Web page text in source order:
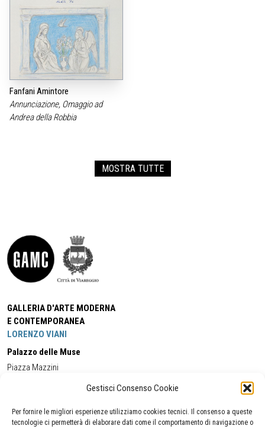
Gestisci Consenso Cookie
Per fornire le migliori esperienze utilizziamo cookies tecnici. Il consenso a queste
tecnologie ci permetterà di elaborare dati come il comportamento di navigazione o
Fanfani Amintore
Annunciazione, Omaggio ad
Andrea della Robbia
MOSTRA TUTTE
GALLERIA D'ARTE MODERNA
E CONTEMPORANEA
LORENZO VIANI
Palazzo delle Muse
Piazza Mazzini
Cell:+39 338 5714978 (orario apertura Galleria)
Tel:
+39 0584 944580
(orario 09.00/13.00)
Email:gamc@comune.viareggio.lu.it